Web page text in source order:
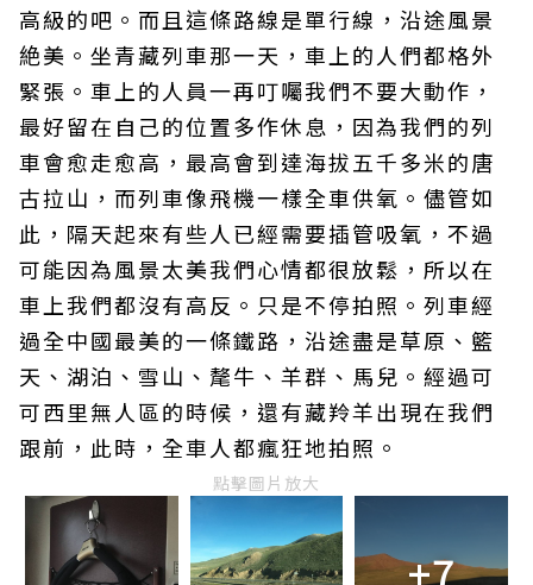
高級的吧。而且這條路線是單行線，沿途風景
絶美。坐青藏列車那一天，車上的人們都格外
緊張。車上的人員一再叮囑我們不要大動作，
最好留在自己的位置多作休息，因為我們的列
車會愈走愈高，最高會到達海拔五千多米的唐
古拉山，而列車像飛機一樣全車供氧。儘管如
此，隔天起來有些人已經需要插管吸氧，不過
可能因為風景太美我們心情都很放鬆，所以在
車上我們都沒有高反。只是不停拍照。列車經
過全中國最美的一條鐵路，沿途盡是草原、籃
天、湖泊、雪山、氂牛、羊群、馬兒。經過可
可西里無人區的時候，還有藏羚羊出現在我們
跟前，此時，全車人都瘋狂地拍照。
點擊圖片放大
+7